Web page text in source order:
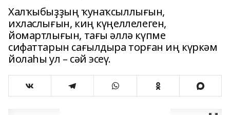
Халҡыбыҙҙың ҡунаҡсыллығын,
ихласлығын, киң күңеллелеген,
йомартлығын, тағы әллә күпме
сифаттарын сағылдыра торған иң күркәм
йолаһы ул – сәй эсеү.